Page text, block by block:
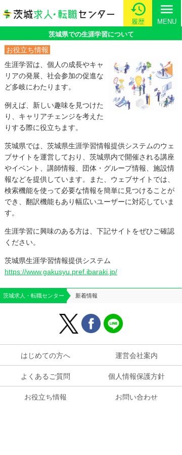
履歴
menu
MENU
茨城県での生涯学習について
お役立ち情報
生涯学習は、個人の成長やキャ
リアの発展、社会参加の促進な
ど多岐にわたります。
例えば、新しい趣味を見つけた
り、キャリアチェンジを考えた
りする際に役立ちます。
茨城県では、茨城県生涯学習情報提供システムのウェ
ブサイトを運営しており、茨城県内で開催される講座
やイベント、講師情報、団体・グループ情報、施設情
報などを提供しています。また、ウェブサイトでは、
検索機能を使って必要な情報を簡単に見つけることが
でき、翻訳機能もあり幅広いユーザーに対応していま
す。
生涯学習に興味のある方は、下記サイトをぜひご確認
ください。
茨城県生涯学習情報提供システム
https://www.gakusyu.pref.ibaraki.jp/
茨城求人・転職センター 新着情報
はじめての方へ 運営会社案内
よくあるご質問 個人情報保護方針
お役立ち情報 お問い合わせ